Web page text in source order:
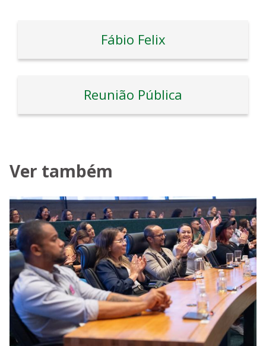
Fábio Felix
Reunião Pública
Ver também